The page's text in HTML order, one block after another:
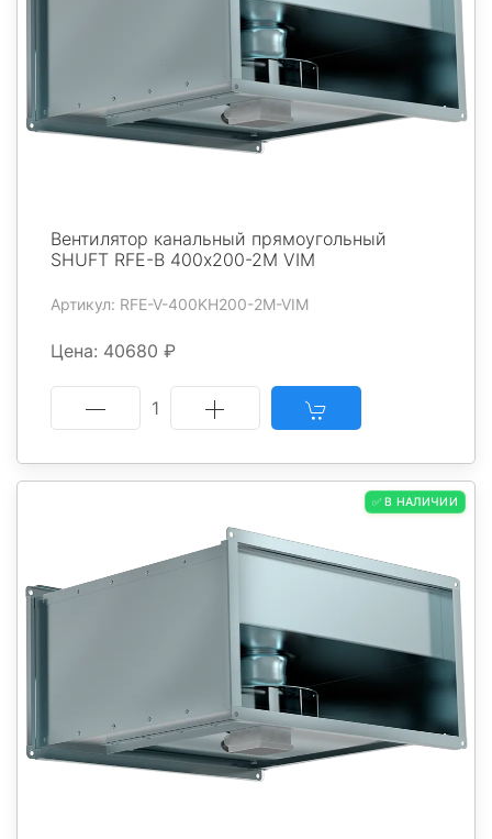
Вентилятор канальный прямоугольный
SHUFT RFE-В 400х200-2М VIM
Артикул: RFE-V-400KH200-2M-VIM
Цена: 40680 ₽
1
✅ В НАЛИЧИИ